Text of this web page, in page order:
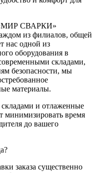
«МИР СВАРКИ»
из филиалов, общей
нас одной из
оборудования в
складами,
безопасности, мы
материалы.
и отлаженные
минимизировать время
до вашего
заказа существенно